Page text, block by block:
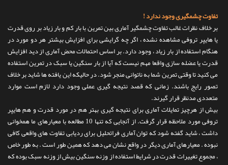
تفاوت چشمگیری وجود ندارد !
بر خلاف نظرات غالب تفاوت چشمگیر آماری بین تمرین با بار کم و بار زیاد بر روی قدرت
یا هایپر تروفی مشاهده نشده ، اگر چه گرایشی برای افزایش بیشتر هر دو مورد در
هنگام استفاده از بار زیاد ، وجود دارد. بر اساس احتمالات محض آماری از دید افزایش
قدرت یا عضله سازی واقعا مهم نیست که آیا از بار سنگین یا سبک در تمرین استفاده
می کنید تا وقتی تمرین شما به ناتوانی منجر شود. در حالیکه این یافته ها شاید بر خلاف
تصور رایج باشند. زمانی که قصد نتیجه گیری عملی وجود دارد لازم است موارد
متعددی مدنظر قرار گیرند.
بیش از هرچیز تمایلات آماری برای نتیجه گیری بهتر هم در مورد قدرت و هم هایپر
تروفی مورد ملاحظه قرار گرفت. از آنجایی که تنها 10 مطالعه با معیارهای ما همخوانی
داشت ، شاید گفته شود که توان آماری فراتحلیل برای ردیابی تفاوت های واقعی کافی
نبوده . معیارهای آماری دیگر در واقع نشان می دهد که همین طور است . به طور خاص
، مجموع تغییرات قدرت در شرایط استفاده از وزنه سنگین بیش از وزنه سبک بوده که